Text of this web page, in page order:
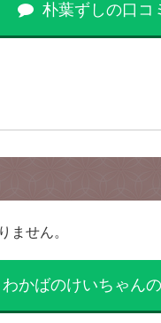
朴葉ずしの口コ
ません。
わかばのけいちゃん